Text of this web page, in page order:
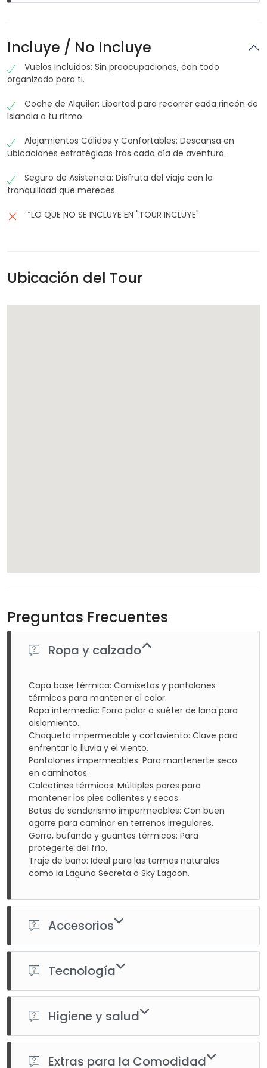
Incluye / No Incluye
Vuelos Incluidos: Sin preocupaciones, con todo
organizado para ti.
Coche de Alquiler: Libertad para recorrer cada rincón de
Islandia a tu ritmo.
Alojamientos Cálidos y Confortables: Descansa en
ubicaciones estratégicas tras cada día de aventura.
Seguro de Asistencia: Disfruta del viaje con la
tranquilidad que mereces.
*LO QUE NO SE INCLUYE EN "TOUR INCLUYE".
Ubicación del Tour
Preguntas Frecuentes
Ropa y calzado
Capa base térmica: Camisetas y pantalones
térmicos para mantener el calor.
Ropa intermedia: Forro polar o suéter de lana para
aislamiento.
Chaqueta impermeable y cortaviento: Clave para
enfrentar la lluvia y el viento.
Pantalones impermeables: Para mantenerte seco
en caminatas.
Calcetines térmicos: Múltiples pares para
mantener los pies calientes y secos.
Botas de senderismo impermeables: Con buen
agarre para caminar en terrenos irregulares.
Gorro, bufanda y guantes térmicos: Para
protegerte del frío.
Traje de baño: Ideal para las termas naturales
como la Laguna Secreta o Sky Lagoon.
Accesorios
Mochila de día: Para llevar tus esenciales durante las
excursiones.
Botella reutilizable: Llena con agua pura de los manantiales
islandeses.
Gafas de sol: Para protegerte del reflejo del sol en el hielo o
la nieve.
Protector solar: Aunque hace frío, el sol puede ser intenso,
especialmente en la nieve.
Linterna frontal: Útil para explorar áreas oscuras o durante
caminatas nocturnas.
Tecnología
Cámara o teléfono inteligente: Para capturar los paisajes
impresionantes.
Baterías externas: El frío puede agotar rápidamente las
baterías.
Adaptador de enchufe tipo F: Compatible con los enchufes
islandeses.
Higiene y salud
Kit de primeros auxiliares: Incluye medicamentos básicos.
Crema hidratante y bálsamo labial: El frío y el viento
Extras para la Comodidad